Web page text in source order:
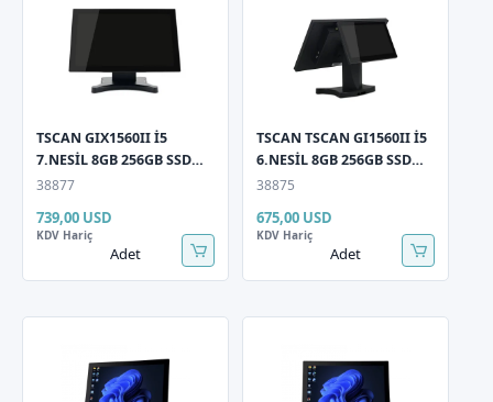
TSCAN GIX1560II İ5
7.NESİL 8GB 256GB SSD
15,6" Dokunmatik 11,6"
38877
739,00 USD
KDV Hariç
Adet
TSCAN TSCAN GI1560II İ5
6.NESİL 8GB 256GB SSD
15,6" Dokunmatik 11,6"
38875
675,00 USD
KDV Hariç
Adet